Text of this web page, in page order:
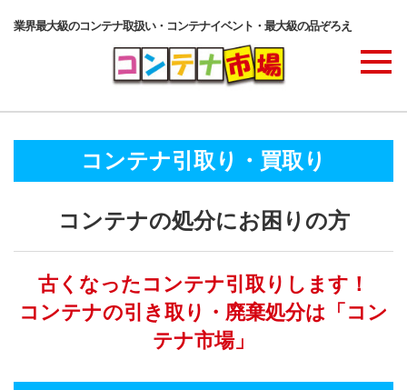
業界最大級のコンテナ取扱い・コンテナイベント・最大級の品ぞろえ
価格表
コンテナ引取り・買取り
コンテナの処分にお困りの方
古くなったコンテナ引取りします！
コンテナの引き取り・廃棄処分は「コン
テナ市場」